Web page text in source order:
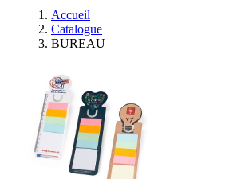
Accueil
Catalogue
BUREAU